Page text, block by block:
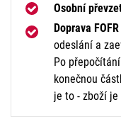
Osobní
Doprava FOFR
odeslání a
Po
konečnou
je to - zboží